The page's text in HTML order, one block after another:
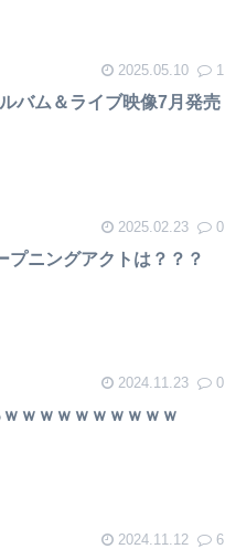
2025.05.10 1
バム＆ライブ映像7月発売
2025.02.23 0
プニングアクトは？？？
2024.11.23 0
ｗｗｗｗｗｗｗｗｗ
2024.11.12 6